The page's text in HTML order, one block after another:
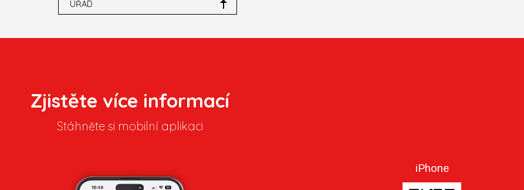
ÚŘAD
Zjistěte více informací
Stáhněte si mobilní aplikaci
iPhone